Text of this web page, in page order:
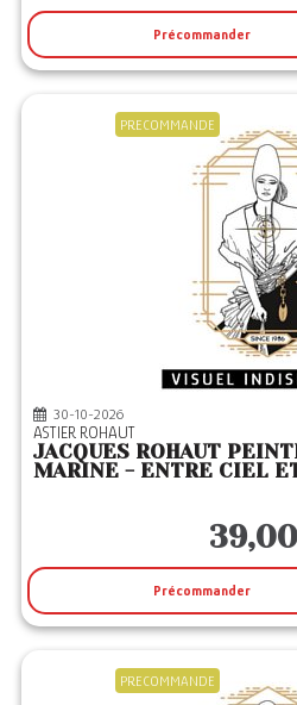
Précommander
PRECOMMANDE
30-10-2026
ASTIER ROHAUT
JACQUES ROHAUT
MARINE - ENTRE CIEL
Précommander
PRECOMMANDE